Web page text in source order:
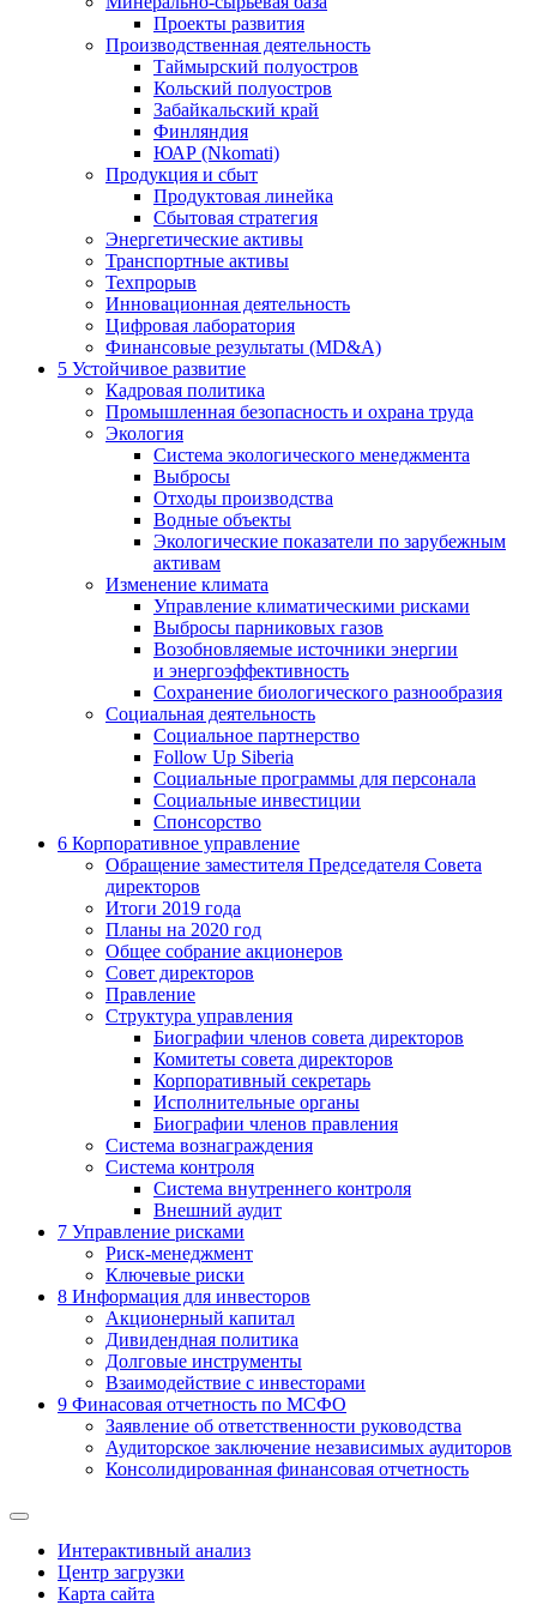
Проекты развития
Производственная деятельность
Таймырский полуостров
Кольский полуостров
Забайкальский край
Финляндия
ЮАР (Nkomati)
Продукция и сбыт
Продуктовая линейка
Сбытовая стратегия
Энергетические активы
Транспортные активы
Техпрорыв
Инновационная деятельность
Цифровая лаборатория
Финансовые результаты (MD&A)
5 Устойчивое развитие
Кадровая политика
Промышленная безопасность и охрана труда
Экология
Система экологического менеджмента
Выбросы
Отходы производства
Водные объекты
Экологические показатели по зарубежным
активам
Изменение климата
Управление климатическими рисками
Выбросы парниковых газов
Возобновляемые источники энергии
и энергоэффективность
Сохранение биологического разнообразия
Социальная деятельность
Социальное партнерство
Follow Up Siberia
Социальные программы для персонала
Социальные инвестиции
Спонсорство
6 Корпоративное управление
Обращение заместителя Председателя Совета
директоров
Итоги 2019 года
Планы на 2020 год
Общее собрание акционеров
Совет директоров
Правление
Структура управления
Биографии членов совета директоров
Комитеты совета директоров
Корпоративный секретарь
Исполнительные органы
Биографии членов правления
Система вознаграждения
Система контроля
Система внутреннего контроля
Внешний аудит
7 Управление рисками
Риск-менеджмент
Ключевые риски
8 Информация для инвесторов
Акционерный капитал
Дивидендная политика
Долговые инструменты
Взаимодействие с инвеcторами
9 Финасовая отчетность по МСФО
Заявление об ответственности руководства
Аудиторское заключение независимых аудиторов
Консолидированная финансовая отчетность
Интерактивный анализ
Центр загрузки
Карта сайта